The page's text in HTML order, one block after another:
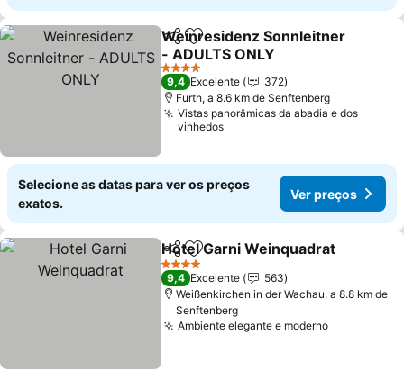
PartilharAdicionar aos favoritos
Weinresidenz Sonnleitner
- ADULTS ONLY
Ver preços
4 Estrelas
9,4 Excelente
372
Furth, a 8.6 km de Senftenberg
Vistas panorâmicas da abadia e dos
vinhedos
Selecione as datas para ver os preços
exatos.
Ver preços
PartilharAdicionar aos favoritos
Hotel Garni Weinquadrat
4 Estrelas
9,4 Excelente
563
Weißenkirchen in der Wachau, a 8.8 km de
Senftenberg
Ambiente elegante e modernoVer preços